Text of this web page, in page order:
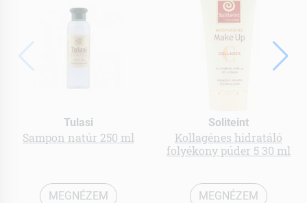
Tulasi
Sampon natúr 250 ml
MEGNÉZEM
Soliteint
Kollagénes hidratáló
folyékony púder 5 30 ml
MEGNÉZEM